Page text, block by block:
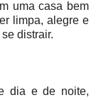
uma casa bem
limpa, alegre e
distrair.
dia e de noite,